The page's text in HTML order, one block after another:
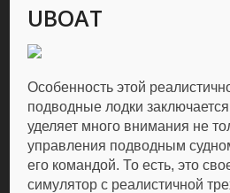
UBOAT
Особенность этой
подводные лодки
уделяет много внимания не
управления подводным
его командой. То есть, это
симулятор с реалистичной